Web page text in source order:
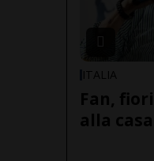
ITALIA
Fan,
alla